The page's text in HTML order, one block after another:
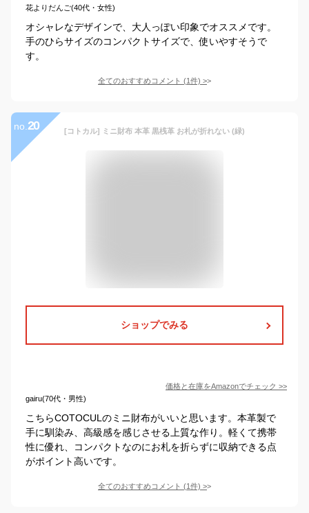
花よりだんご(40代・女性)
オシャレなデザインで、大人っぽい印象でオススメです。
手のひらサイズのコンパクトサイズで、使いやすそうで
す。
全てのおすすめコメント (1件) >
no. 20 [コトカル] ミニ財布 本革 黒桟革 お札が折れない (緑)
ショップでみる
価格と在庫をAmazonでチェック >>
gairu(70代・男性)
こちらCOTOCULのミニ財布がいいと思います。本革製で
手に馴染み、高級感を感じさせる上質な作り。軽くて携帯
性に優れ、コンパクトなのにお札を折らずに収納できる点
がポイント高いです。
全てのおすすめコメント (1件) >